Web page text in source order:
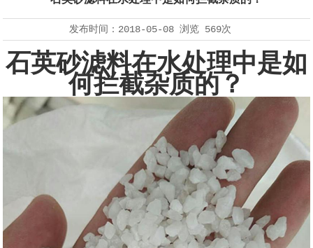
发布时间： 2018-05-08 浏览 569次
石英砂滤料在水处理中是如
何拦截杂质的？